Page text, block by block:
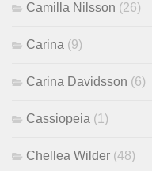
Camilla Nilsson (26)
Carina (9)
Carina Davidsson (6)
Cassiopeia (1)
Chellea Wilder (48)